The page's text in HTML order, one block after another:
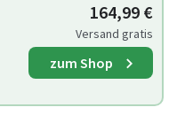
164,99 €
Versand gratis
zum Shop